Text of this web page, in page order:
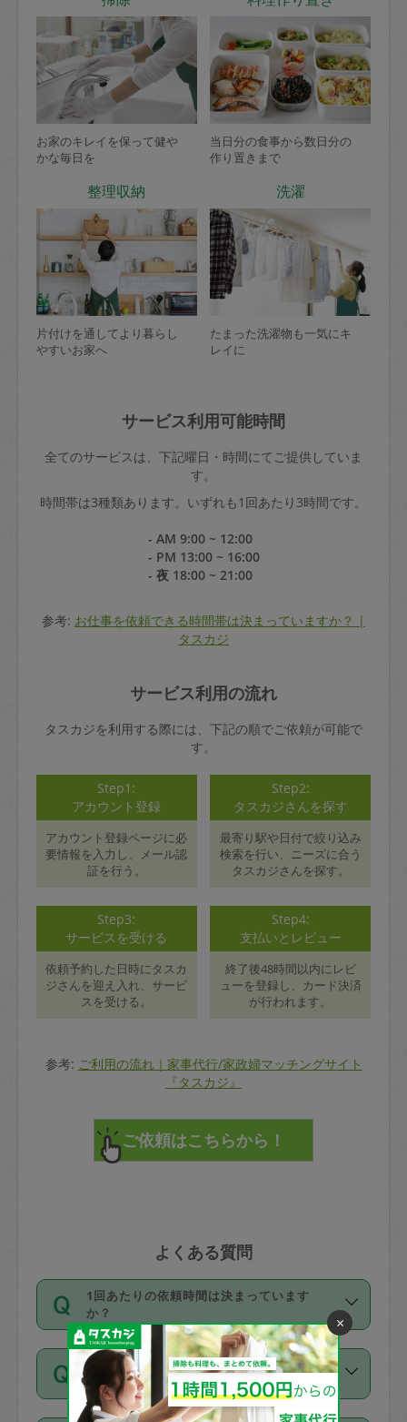
お家のキレイを保って健や
かな毎日を
当日分の食事から数日分の
作り置きまで
整理収納
片付けを通してより暮らし
やすいお家へ
洗濯
たまった洗濯物も一気にキ
レイに
サービス利用可能時間
全てのサービスは、下記曜日・時間にてご提供していま
す。
時間帯は3種類あります。いずれも1回あたり3時間です。
- AM 9:00 ~ 12:00
- PM 13:00 ~ 16:00
- 夜 18:00 ~ 21:00
参考: お仕事を依頼できる時間帯は決まっていますか？ |
タスカジ
サービス利用の流れ
タスカジを利用する際には、下記の順でご依頼が可能で
す。
Step1:
アカウント登録
アカウント登録ページに必
要情報を入力し、メール認
証を行う。
Step2:
タスカジさんを探す
最寄り駅や日付で絞り込み
検索を行い、ニーズに合う
タスカジさんを探す。
Step3:
サービスを受ける
依頼予約した日時にタスカ
ジさんを迎え入れ、サービ
スを受ける。
Step4:
支払いとレビュー
終了後48時間以内にレビ
ューを登録し、カード決済
が行われます。
参考: ご利用の流れ｜家事代行/家政婦マッチングサイト
『タスカジ』
よくある質問
1回あたりの依頼時間は決まっています
か？
依頼1回につき3時間固定です。3時間を
超えて依頼したい場合は、延長機能をご
利用ください。機能をご利用いただくに
価格はどうやって決まっていますか？
×